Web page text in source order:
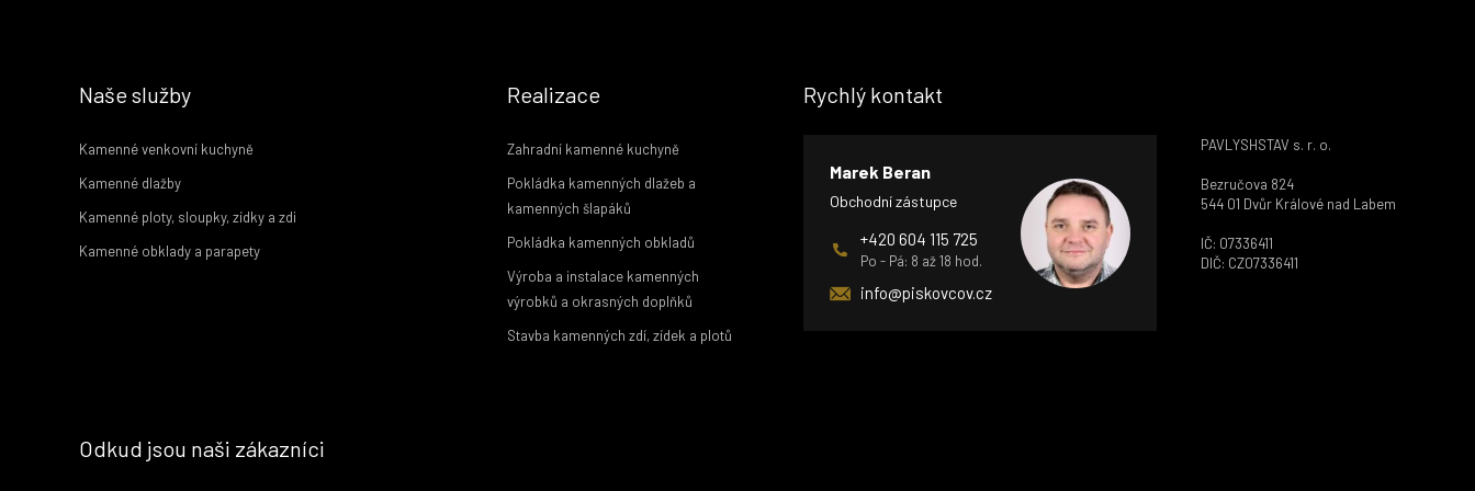
Naše služby
Kamenné venkovní kuchyně
Kamenné dlažby
Kamenné ploty, sloupky, zídky a zdi
Kamenné obklady a parapety
Realizace
Zahradní kamenné kuchyně
Pokládka kamenných dlažeb a
kamenných šlapáků
Pokládka kamenných obkladů
Výroba a instalace kamenných
výrobků a okrasných doplňků
Stavba kamenných zdí, zídek a plotů
Rychlý kontakt
Marek Beran
Obchodní zástupce
+420 604 115 725
Po - Pá: 8 až 18 hod.
info@piskovcov.cz
PAVLYSHSTAV s. r. o.
Bezručova 824
544 01 Dvůr Králové nad Labem
IČ: 07336411
DIČ: CZ07336411
Odkud jsou naši zákazníci